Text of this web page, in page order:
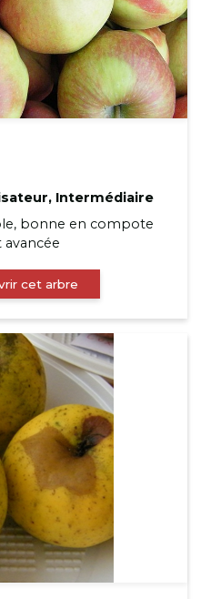
Intermédiaire
bonne en compote
cet arbre